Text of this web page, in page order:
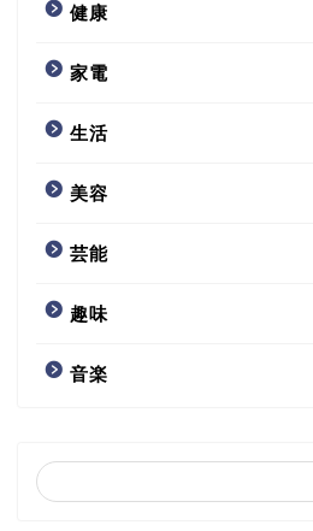
健康
家電
生活
美容
芸能
趣味
音楽